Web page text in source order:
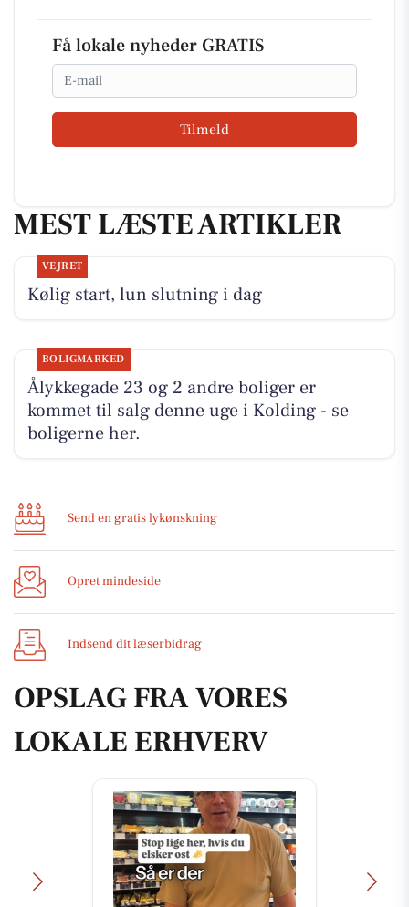
Få lokale nyheder GRATIS
Email
Tilmeld
MEST LÆSTE ARTIKLER
VEJRET
Kølig start, lun slutning i dag
BOLIGMARKED
Ålykkegade 23 og 2 andre boliger er
kommet til salg denne uge i Kolding - se
boligerne her.
Send en gratis lykønskning
Opret mindeside
Indsend dit læserbidrag
OPSLAG FRA VORES
LOKALE ERHVERV